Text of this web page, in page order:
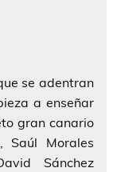
se adentran
a enseñar
gran canario
Saúl Morales
Sánchez